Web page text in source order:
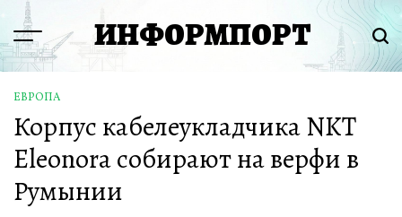
Перейти
содержимому
Menu ИНФОРМПОРТ
ОПУБЛИКОВАНО
В
ЕВРОПА
Корпус кабелеукладчика NKT
Eleonora собирают на верфи в
Румынии